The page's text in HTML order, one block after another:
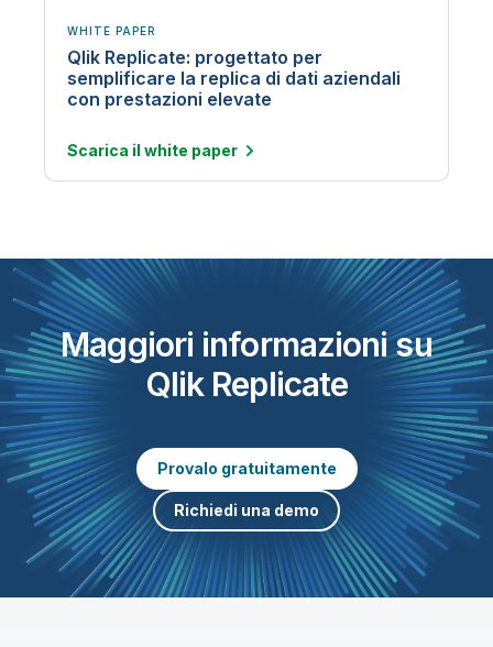
WHITE PAPER
Qlik Replicate: progettato per
semplificare la replica di dati aziendali
con prestazioni elevate
Scarica il white paper
Maggiori informazioni su
Qlik Replicate
Provalo gratuitamente
Richiedi una demo